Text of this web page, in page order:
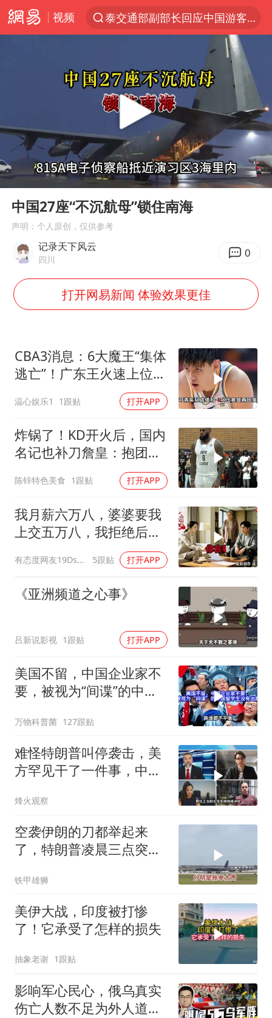
视频
泰交通部副部长回应中国游客遭歧视
台风白海豚体型变大近似13个浙江面积
以军空袭黎南部真主党
1岁宝宝碰坏纸巾盒 宝妈被索赔924元
Meta被判支付5.67亿美元
“空调24小时开着更省电”不实
公司“上四休三”但要降薪1000元
OpenAI为免费用户升级GPT-5.6 Luna
中方：应维护南苏丹国家稳定
服务实体经济 财政金融打出组合拳
奋进开新局 实干挑大梁
Play
00:00 06:02
中国27座“不沉航母”锁住南海
声明：个人原创，仅供参考
记录天下风云
四川 0
打开网易新闻 体验效果更佳
CBA3消息：6大魔王“集体
逃亡”！广东王火速上位，
温心娱乐1 1跟贴 打开APP
炸锅了！KD开火后，国内
名记也补刀詹皇：抱团无
底线，最佳篮球商人
陈锌特色美食 1跟贴 打开APP
我月薪六万八，婆婆要我
上交五万八，我拒绝后她
换了门锁，12天后我决意
离婚
有态度网友19Dsym 5跟贴 打开APP
《亚洲频道之心事》
吕新说影视 1跟贴 打开APP
美国不留，中国企业家不
要，被视为“间谍”的中国
万物科普菌 127跟贴
难怪特朗普叫停袭击，美
方罕见干了一件事，中方
烽火观察
空袭伊朗的刀都举起来
了，特朗普凌晨三点突然
铁甲雄狮
美伊大战，印度被打惨
了！它承受了怎样的损失
抽象老谢 1跟贴
影响军心民心，俄乌真实
伤亡人数不足为外人道，